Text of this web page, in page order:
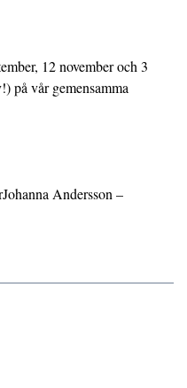
12 november och 3
på vår gemensamma
Andersson –